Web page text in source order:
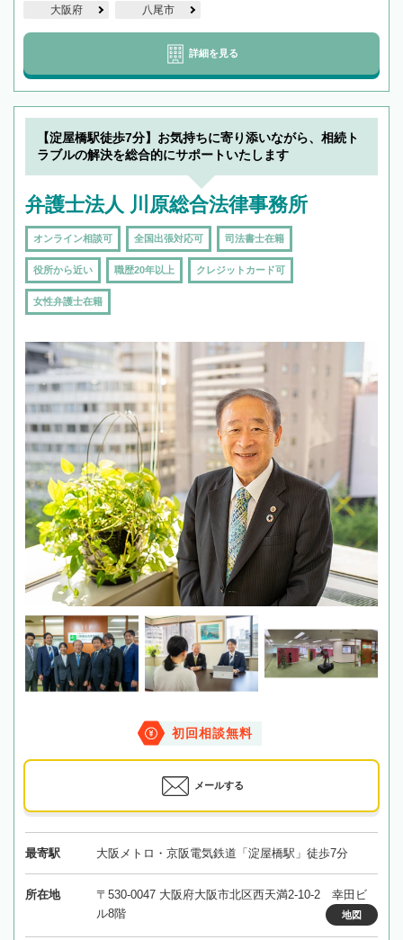
大阪府 八尾市
詳細を見る
【淀屋橋駅徒歩7分】お気持ちに寄り添いながら、相続ト
ラブルの解決を総合的にサポートいたします
弁護士法人 川原総合法律事務所
オンライン相談可 全国出張対応可 司法書士在籍
役所から近い 職歴20年以上 クレジットカード可
女性弁護士在籍
初回相談無料
メールする
最寄駅 大阪メトロ・京阪電気鉄道「淀屋橋駅」徒歩7分
所在地
〒530-0047 大阪府大阪市北区西天満2-10-2 幸田ビ
ル8階
地図